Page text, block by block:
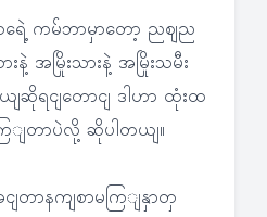
ရေဲ့ ကမ်ဘာမှာတော့ ညဈည
အမြိုးသားနဲ့ အမြိုးသမီး
ျဆိုရငျတောငျ ဒါဟာ ထုံးထ
ြျတာပဲလို့ ဆိုပါတယျ။
တာနကျစာမကြျနှာတှ